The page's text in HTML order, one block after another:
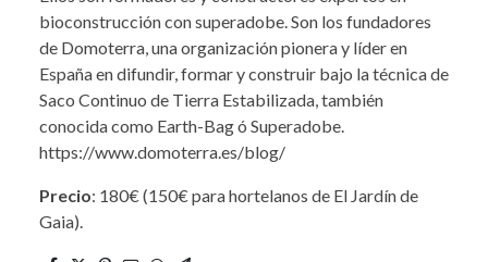
bioconstrucción con superadobe. Son los fundadores
de Domoterra, una organización pionera y líder en
España en difundir, formar y construir bajo la técnica de
Saco Continuo de Tierra Estabilizada, también
conocida como Earth-Bag ó Superadobe.
https://www.domoterra.es/blog/
Precio: 180€ (150€ para hortelanos de El Jardín de
Gaia).